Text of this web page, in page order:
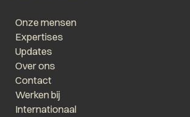
Onze mensen
Expertises
Updates
Over ons
Contact
Werken bij
Internationaal